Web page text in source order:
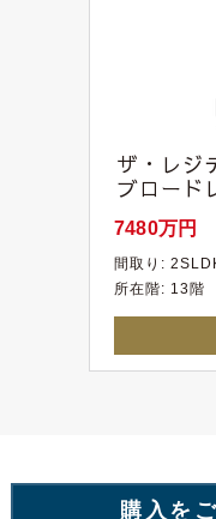
ザ・レジ
ブロード
7480万円
間取り:
所在階: 13階
購入を